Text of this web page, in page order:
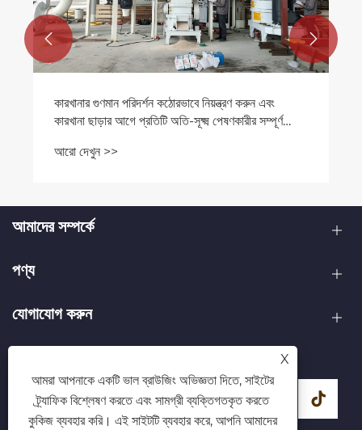
কারখানার গুণমান পরিদর্শন কঠোরভাবে নিয়ন্ত্রণ করুন এবং
কারখানা ছাড়ার আগে প্রতিটি অতি-সূক্ষ্ম পেষণকারীর সম্পূর্ণ
আরো দেখুন >>
 
আমাদের সম্পর্কে
পণ্য
যোগাযোগ করুন
X
আমরা আপনাকে একটি ভাল ব্রাউজিং অভিজ্ঞতা দিতে, সাইটের
ট্র্যাফিক বিশ্লেষণ করতে এবং সামগ্রী ব্যক্তিগতকৃত করতে
কুকিজ ব্যবহার করি। এই সাইটটি ব্যবহার করে, আপনি আমাদের